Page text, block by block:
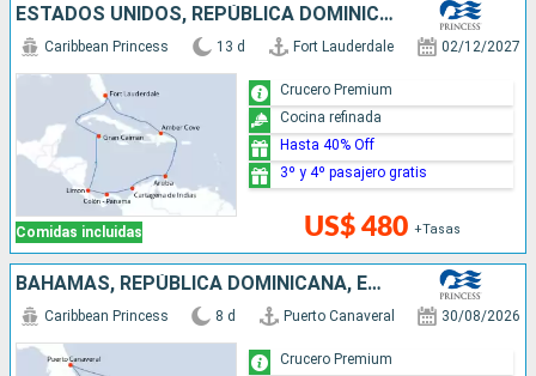
ESTADOS UNIDOS, REPÚBLICA DOMINICANA, ARUBA, COLOMBIA, PANAMÁ, COSTA RICA, ISLAS CAIMÁN
Comidas incluidas
Caribbean Princess 13 d Fort Lauderdale 02/12/2027
US$ 480 +Tasas
Crucero Premium
Cocina refinada
Hasta 40% Off
3º y 4º pasajero gratis
BAHAMAS, REPÚBLICA DOMINICANA, ESTADOS UNIDOS
Caribbean Princess 8 d Puerto Canaveral 30/08/2026
Crucero Premium